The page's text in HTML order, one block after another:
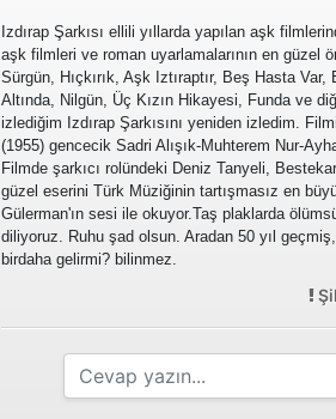
Izdırap Şarkısı ellili yıllarda yapılan aşk
aşk filmleri ve roman uyarlamalarının en güzel
Sürgün, Hıçkırık, Aşk Iztıraptır, Beş Hasta
Altında, Nilgün, Üç Kızın Hikayesi, Funda ve
izlediğim Izdırap Şarkısını yeniden izledim.
(1955) gencecik Sadri Alışık-Muhterem Nur-
Filmde şarkıcı rolündeki Deniz Tanyeli,
güzel eserini Türk Müziğinin tartışmasız en
Gülerman'ın sesi ile okuyor.Taş plaklarda
diliyoruz. Ruhu şad olsun. Aradan 50 yıl
birdaha gelirmi? bilinmez.